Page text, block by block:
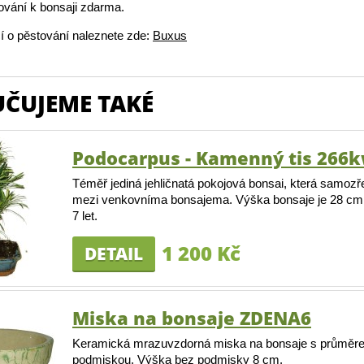
k bonsaji zdarma.
o pěstování naleznete zde: Buxus
TAKÉ
Podocarpus - Kamenný tis
Téměř jediná jehličnatá pokojová bonsai, která
mezi venkovníma bonsajema. Výška bonsaje je 28
7 let.
DETAIL 1 200 Kč
Miska na bonsaje ZDENA6
Keramická mrazuvzdorná miska na bonsaje s
podmiskou. Výška bez podmisky 8 cm.